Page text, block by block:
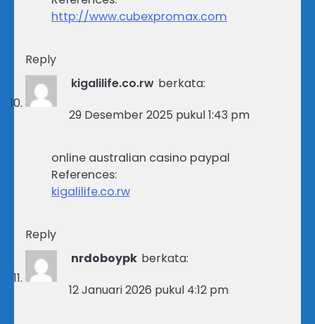
http://www.cubexpromax.com
Reply
kigalilife.co.rw berkata:
29 Desember 2025 pukul 1:43 pm
online australian casino paypal
References:
kigalilife.co.rw
Reply
nrdoboypk berkata:
12 Januari 2026 pukul 4:12 pm